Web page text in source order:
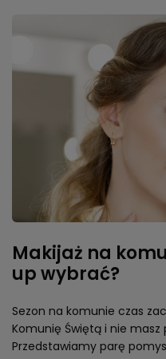
Makijaż na
up wybrać?
Sezon na komunie czas
Komunię Świętą i nie masz
Przedstawiamy parę